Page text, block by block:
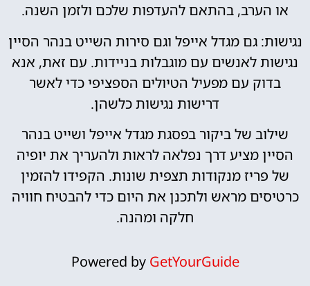
או הערב, בהתאם להעדפות שלכם ולזמן השנה.
נגישות: גם מגדל אייפל וגם סירות השייט בנהר הסיין
נגישות לאנשים עם מוגבלות בניידות. עם זאת, אנא
בדוק עם מפעיל הטיולים הספציפי כדי לאשר
דרישות נגישות כלשהן.
שילוב של ביקור בפסגת מגדל אייפל ושייט בנהר
הסיין מציע דרך נפלאה לראות ולהעריך את יופיה
של פריז מנקודות תצפית שונות. הקפידו להזמין
כרטיסים מראש ולתכנן את היום כדי להבטיח חוויה
חלקה ומהנה.
Powered by GetYourGuide